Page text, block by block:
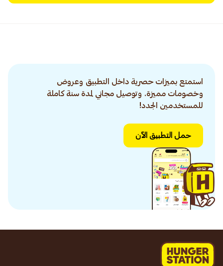
استمتع بميزات حصرية داخل التطبيق وعروض
وخصومات مميزة. وتوصيل مجاني لمدة سنة كاملة
للمستخدمين الجدد!
حمل التطبيق الآن